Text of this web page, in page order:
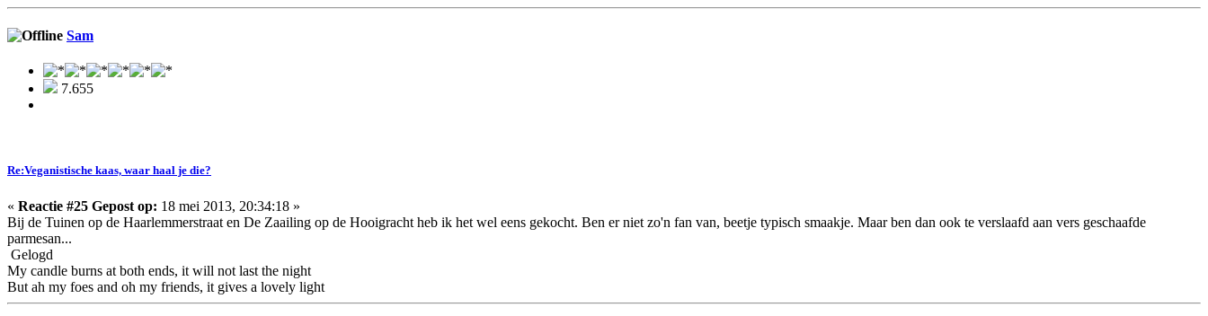
Sam
7.655
Re:Veganistische kaas, waar haal je die?
« Reactie #25 Gepost op: 18 mei 2013, 20:34:18 »
Bij de Tuinen op de Haarlemmerstraat en De Zaailing op de Hooigracht heb ik het wel eens gekocht. Ben er niet zo'n fan van, beetje typisch smaakje. Maar ben dan ook te verslaafd aan vers geschaafde
parmesan...
Gelogd
My candle burns at both ends, it will not last the night
But ah my foes and oh my friends, it gives a lovely light